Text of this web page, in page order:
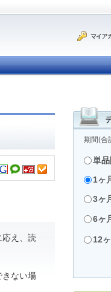
期間(合
単品
1ヶ
3ヶ
6ヶ
12ヶ
え、読
きない場